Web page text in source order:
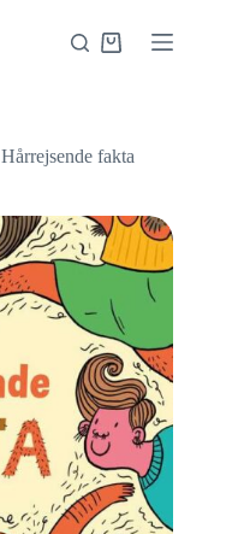
Indkøbskurv
Hårrejsende fakta